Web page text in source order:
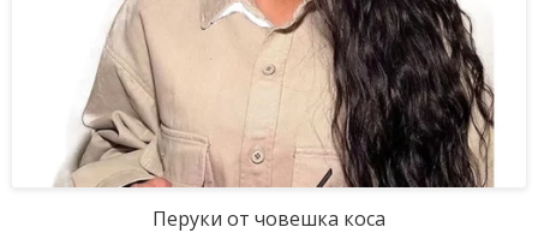
Перуки от човешка коса